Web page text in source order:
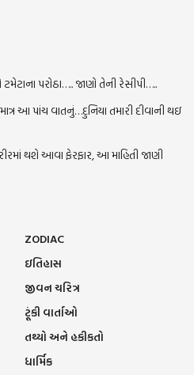
પરોઠા….. જાણો તેની રેસીપી…..
આ પાંચ વાતનું…દુનિયા તમારી દીવાની થઇ
થશે આવા ફેરફાર, આ માહિતી જાણી
ZODIAC
ઇતિહાસ
જીવન ચરિત્ર
ટૂંકી વાર્તાઓ
તથ્યો અને હકીકતો
ધાર્મિક